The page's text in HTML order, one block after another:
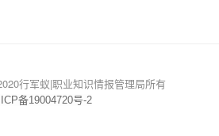
行军蚁|职业知识情报管理局所有
备19004720号-2